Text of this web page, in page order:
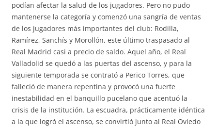
podían afectar la salud de los jugadores. Pero no pudo
mantenerse la categoría y comenzó una sangría de ventas
de los jugadores más importantes del club: Rodilla,
Ramírez, Sanchís y Morollón, este último traspasado al
Real Madrid casi a precio de saldo. Aquel año, el Real
Valladolid se quedó a las puertas del ascenso, y para la
siguiente temporada se contrató a Perico Torres, que
falleció de manera repentina y provocó una fuerte
inestabilidad en el banquillo pucelano que acentuó la
crisis de la institución. La escuadra, prácticamente idéntica
a la que logró el ascenso, se convirtió junto al Real Oviedo